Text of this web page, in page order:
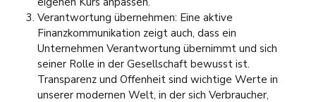
Verantwortung übernehmen: Eine aktive
Finanzkommunikation zeigt auch, dass ein
Unternehmen Verantwortung übernimmt und sich
seiner Rolle in der Gesellschaft bewusst ist.
Transparenz und Offenheit sind wichtige Werte in
unserer modernen Welt, in der sich Verbraucher,